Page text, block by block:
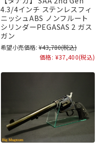
4.3/4インチ ステンレスフィ
ニッシュABS ノンフルート
シリンダーPEGASAS 2 ガス
ガン
希望小売価格: ¥43,780(税込)
価格: ¥37,400(税込)